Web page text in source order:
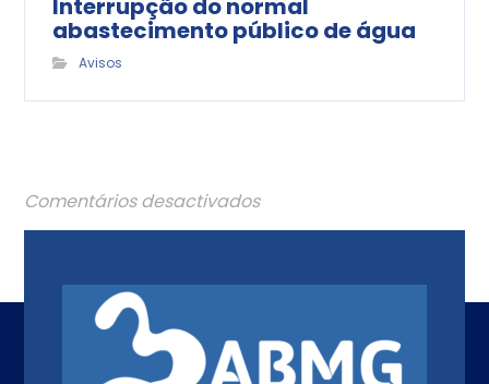
Interrupção do normal
abastecimento público de água
Avisos
Comentários desactivados